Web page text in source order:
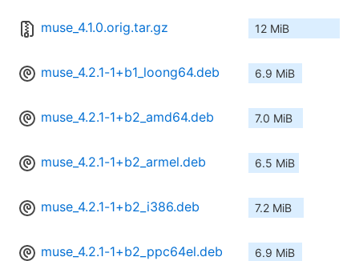
muse_4.1.0.orig.tar.gz 12 MiB
muse_4.2.1-1+b1_loong64.deb 6.9 MiB
muse_4.2.1-1+b2_amd64.deb 7.0 MiB
muse_4.2.1-1+b2_armel.deb 6.5 MiB
muse_4.2.1-1+b2_i386.deb 7.2 MiB
muse_4.2.1-1+b2_ppc64el.deb 6.9 MiB